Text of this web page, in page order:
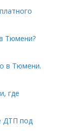
Тюмени?
в Тюмени.
где
ДТП под